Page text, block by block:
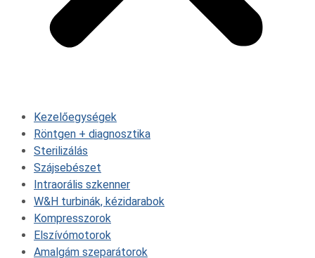
Kezelőegységek
Röntgen + diagnosztika
Sterilizálás
Szájsebészet
Intraorális szkenner
W&H turbinák, kézidarabok
Kompresszorok
Elszívómotorok
Amalgám szeparátorok